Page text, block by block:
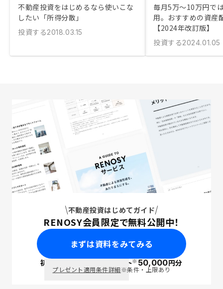
不動産投資をはじめるなら使いこな
したい「所得分散」
投資する2018.03.15
毎月5万〜10万円で
用。おすすめの資産
【2024年改訂版】
投資する2024.01.05
不動産投資はじめてガイド
RENOSY会員限定で無料公開中！
まずは資料をみてみる
初回面談で ポイント※50,000円分
プレゼント適用条件詳細※条件・上限あり